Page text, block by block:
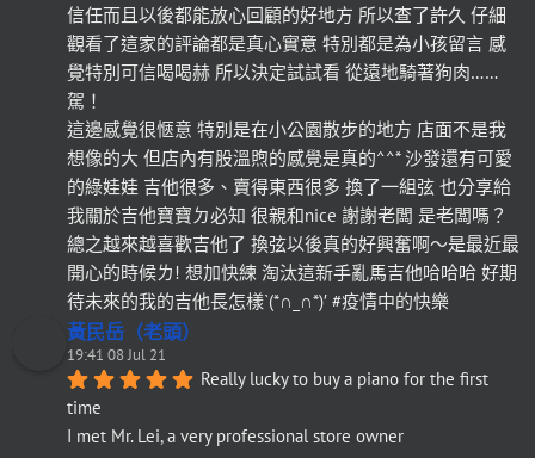
信任而且以後都能放心回顧的好地方 所以查了許久 仔細
觀看了這家的評論都是真心實意 特別都是為小孩留言 感
覺特別可信喝喝赫 所以決定試試看 從遠地騎著狗肉……
駕！
這邊感覺很愜意 特別是在小公園散步的地方 店面不是我
想像的大 但店內有股溫煦的感覺是真的^^* 沙發還有可愛
的綠娃娃 吉他很多、賣得東西很多 換了一組弦 也分享給
我關於吉他寶寶ㄉ必知 很親和nice 謝謝老闆 是老闆嗎？
總之越來越喜歡吉他了 換弦以後真的好興奮啊～是最近最
開心的時候ㄌ! 想加快練 淘汰這新手亂馬吉他哈哈哈 好期
待未來的我的吉他長怎樣`(*∩_∩*)′ #疫情中的快樂
黃民岳（老頭）
19:41 08 Jul 21
Really lucky to buy a piano for the first
time
I met Mr. Lei, a very professional store owner